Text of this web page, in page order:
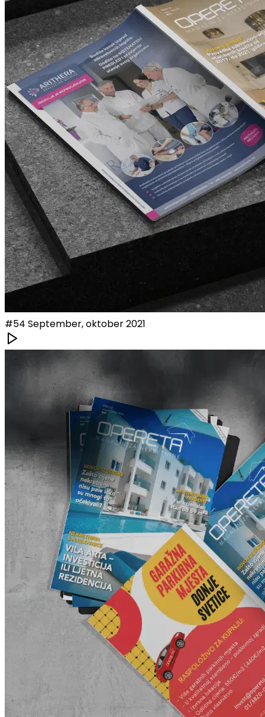
#54 September, oktober 2021